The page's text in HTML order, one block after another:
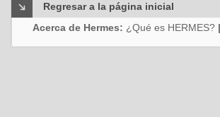
Regresar a la página inicial
Acerca de Hermes: ¿Qué es HERMES? |